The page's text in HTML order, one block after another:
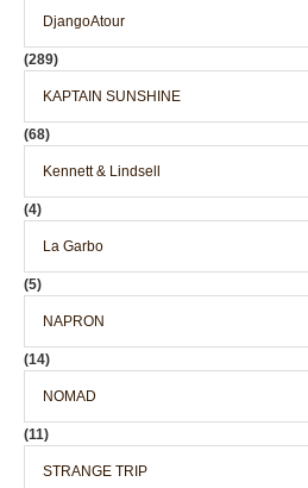
DjangoAtour
(289)
KAPTAIN SUNSHINE
(68)
Kennett & Lindsell
(4)
La Garbo
(5)
NAPRON
(14)
NOMAD
(11)
STRANGE TRIP